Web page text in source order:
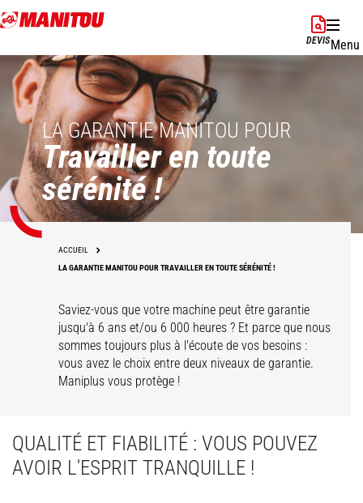
Aller
au
principal
DEVISMenu
LA GARANTIE MANITOU POUR
Travailler en toute
sérénité !
ACCUEIL
LA GARANTIE MANITOU POUR TRAVAILLER EN TOUTE SÉRÉNITÉ !
Saviez-vous que votre machine peut être garantie
jusqu'à 6 ans et/ou 6 000 heures ? Et parce que nous
sommes toujours plus à l'écoute de vos besoins :
vous avez le choix entre deux niveaux de garantie.
Maniplus vous protège !
QUALITÉ ET FIABILITÉ : VOUS POUVEZ
AVOIR L'ESPRIT TRANQUILLE !